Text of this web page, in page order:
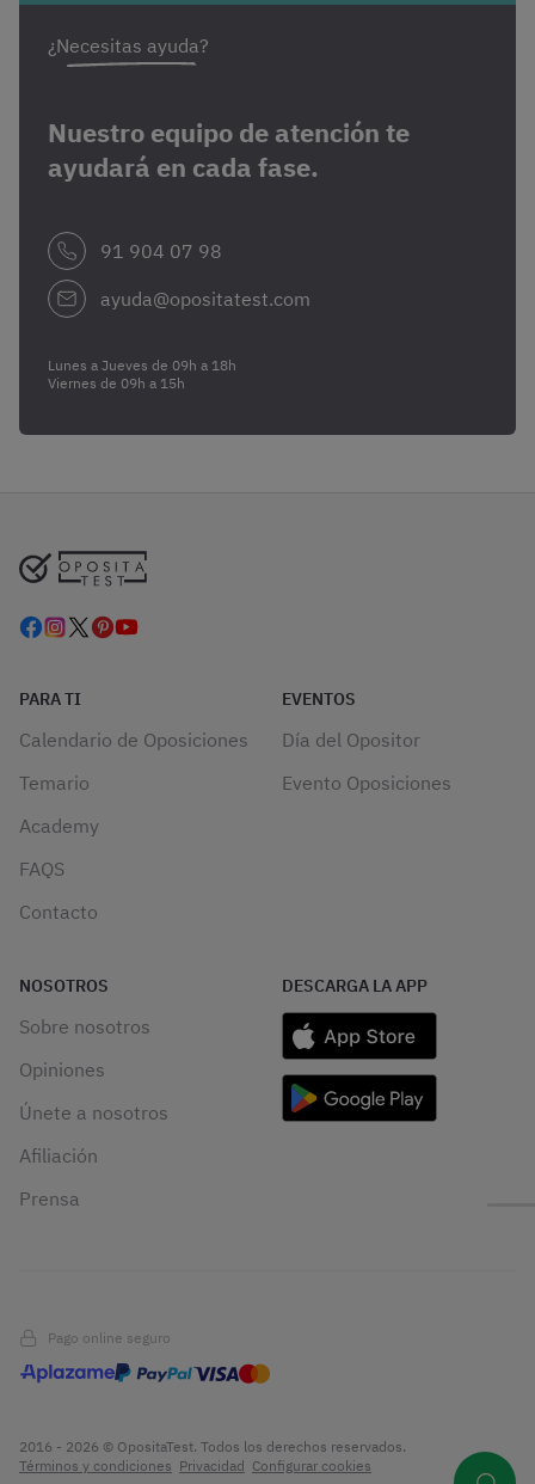
¿Necesitas ayuda?
Nuestro equipo de atención te
ayudará en cada fase.
91 904 07 98
ayuda@opositatest.com
Lunes a Jueves de 09h a 18h
Viernes de 09h a 15h